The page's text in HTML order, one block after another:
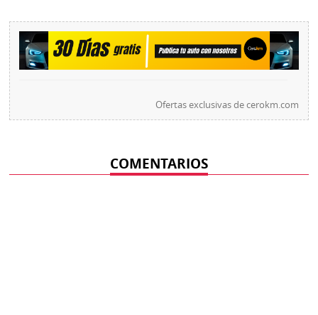
Ofertas exclusivas decerokm.com
COMENTARIOS